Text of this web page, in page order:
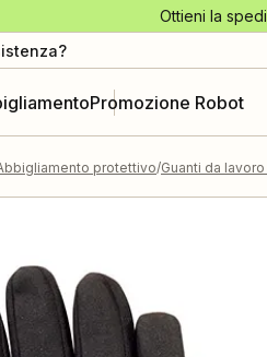
Ottieni la
Promozione Robot
protettivo Guanti da